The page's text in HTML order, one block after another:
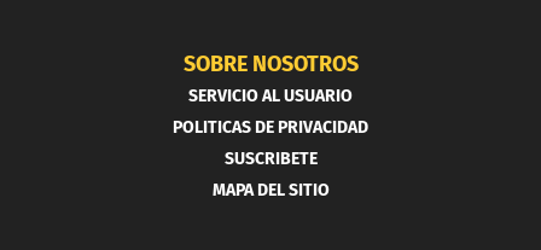
SOBRE NOSOTROS
SERVICIO AL USUARIO
POLITICAS DE PRIVACIDAD
SUSCRIBETE
MAPA DEL SITIO